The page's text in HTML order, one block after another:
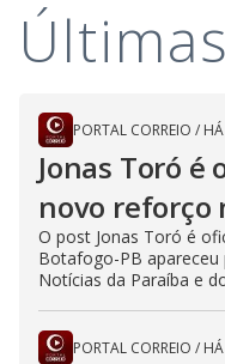
Últimas
PORTAL CORREIO /
Jonas Toró é
novo reforço
O post Jonas Toró é
Botafogo-PB
Notícias da Paraíba e
PORTAL CORREIO /